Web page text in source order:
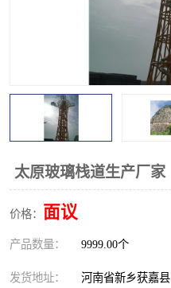
太原玻璃栈道生产厂家
价格： 面议
产品数量： 9999.00个
发货地址： 河南省新乡获嘉县
拓展器材
玻璃栈道